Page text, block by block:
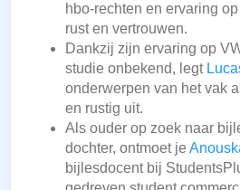
hbo-rechten en ervaring
rust en vertrouwen.
Dankzij zijn ervaring op
studie onbekend, legt
onderwerpen van het vak
en rustig uit.
Als ouder op zoek naar
dochter, ontmoet je
bijlesdocent bij